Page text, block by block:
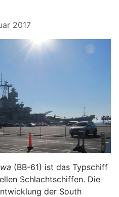
2017
(BB-61) ist das Typschiff
Schlachtschiffen. Die
der South